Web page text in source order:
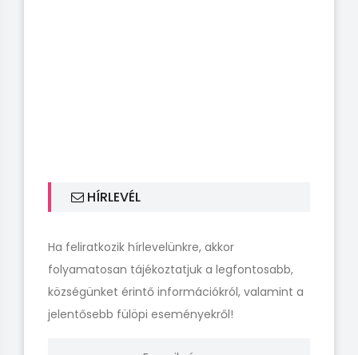
HÍRLEVÉL
Ha feliratkozik hírlevelünkre, akkor
folyamatosan tájékoztatjuk a legfontosabb,
községünket érintő információkról, valamint a
jelentősebb fülöpi eseményekről!